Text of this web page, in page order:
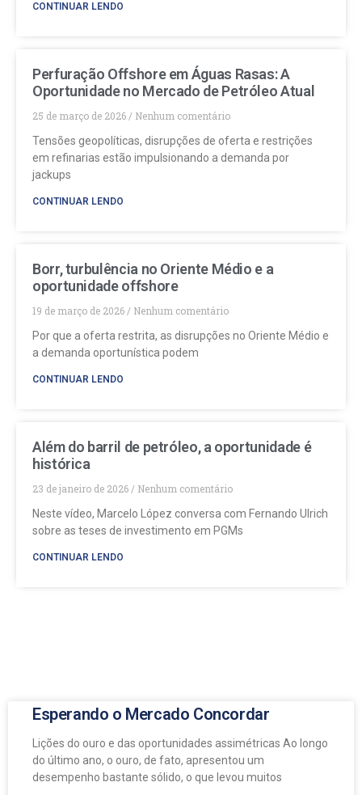
CONTINUAR LENDO
Perfuração Offshore em Águas Rasas: A
Oportunidade no Mercado de Petróleo Atual
25 de março de 2026
Nenhum comentário
Tensões geopolíticas, disrupções de oferta e restrições
em refinarias estão impulsionando a demanda por
jackups
CONTINUAR LENDO
Borr, turbulência no Oriente Médio e a
oportunidade offshore
19 de março de 2026
Nenhum comentário
Por que a oferta restrita, as disrupções no Oriente Médio e
a demanda oportunística podem
CONTINUAR LENDO
Além do barril de petróleo, a oportunidade é
histórica
23 de janeiro de 2026
Nenhum comentário
Neste vídeo, Marcelo López conversa com Fernando Ulrich
sobre as teses de investimento em PGMs
CONTINUAR LENDO
Esperando o Mercado Concordar
Lições do ouro e das oportunidades assimétricas Ao longo
do último ano, o ouro, de fato, apresentou um
desempenho bastante sólido, o que levou muitos